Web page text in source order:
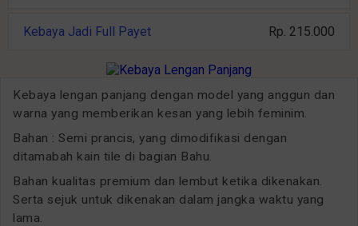
Kebaya Jadi Full Payet Rp. 215.000
Kebaya lengan panjang dengan model yang anggun dan
warna yang memberikan kesan yang lebih feminim.
Bahan : Semi prancis, yang dimodifikasi dengan
ditamabah kain tile di bagian Bahu.
Bahan kualitas premium dan lembut ketika dikenakan.
Serta sejuk untuk dikenakan dalam jangka waktu yang
lama.